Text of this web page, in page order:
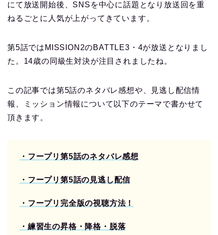
にて放送開始後、SNSを中心に話題となり放送回を重
ねるごとに人気が上がってきています。
第5話ではMISSION2のBATTLE3・4が放送となりまし
た。14歳の同級生対決が注目されましたね。
この記事では第5話のネタバレ感想や、見逃し配信情
報、ミッション情報について以下のテーマで書かせて
頂きます。
・フープリ第5話のネタバレ感想
・フープリ第5話の見逃し配信
・ フープリ完全版の視聴方法！
・練習生の昇格・降格・脱落